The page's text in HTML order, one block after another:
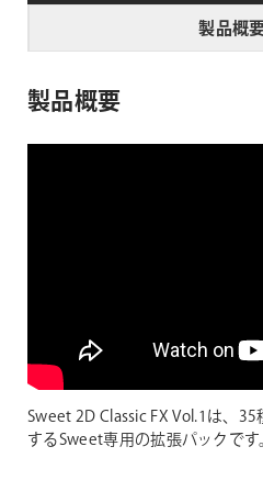
製品概
製品概要
Sweet 2D Classic FX Vol.1は、
するSweet専用の拡張パックです。